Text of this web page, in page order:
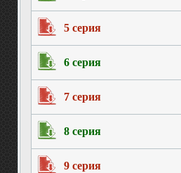
5 серия
6 серия
7 серия
8 серия
9 серия